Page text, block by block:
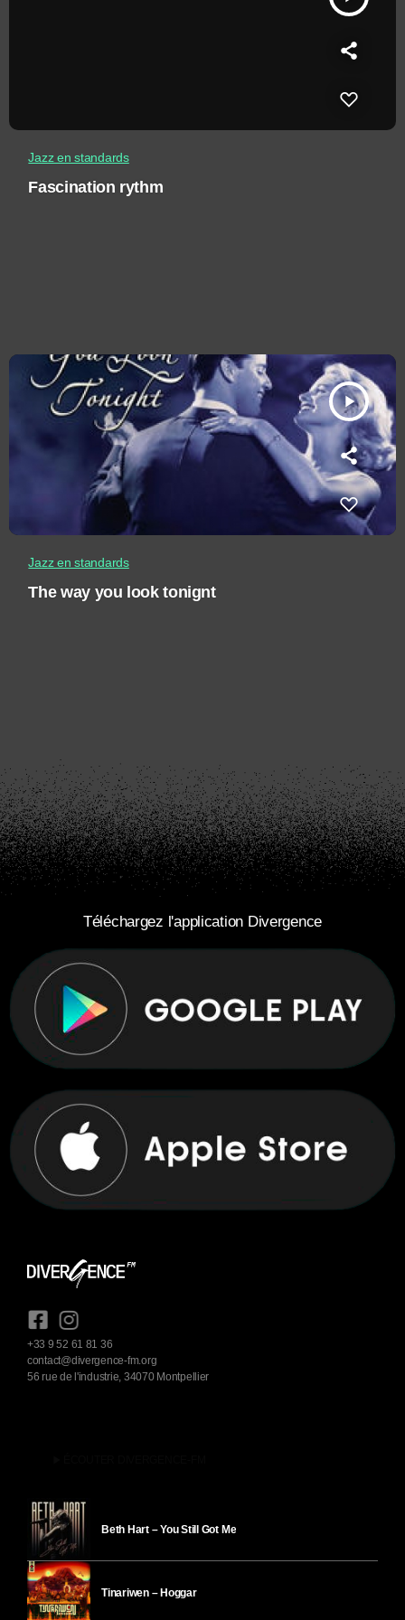
Jazz en standards
Fascination rythm
play_arrow
Jazz en standards
The way you look tonignt
Téléchargez l'application Divergence
+33 9 52 61 81 36
contact@divergence-fm.org
56 rue de l'industrie, 34070 Montpellier
Beth Hart – You Still Got Me
Tinariwen – Hoggar